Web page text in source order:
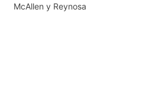
McAllen y Reynosa